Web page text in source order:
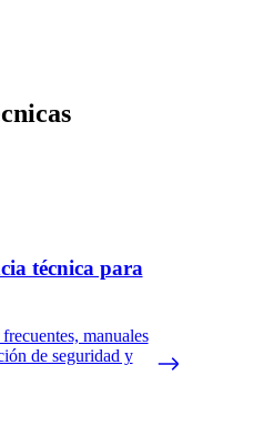
técnica para
manuales
de seguridad y